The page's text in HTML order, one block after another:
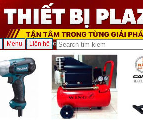
Menu Liên hệ